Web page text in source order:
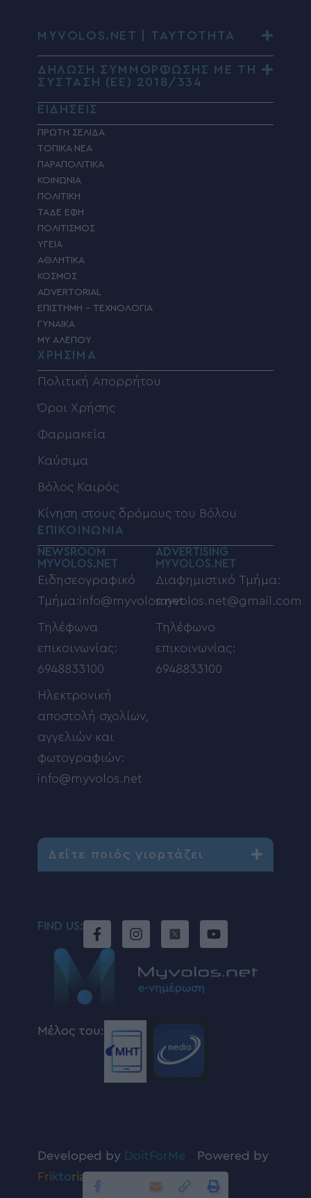
MYVOLOS.NET | ΤΑΥΤΟΤΗΤΑ
ΔΗΛΩΣΗ ΣΥΜΜΟΡΦΩΣΗΣ ΜΕ ΤΗ
ΣΥΣΤΑΣΗ (ΕΕ) 2018/334
ΕΙΔΗΣΕΙΣ
ΠΡΩΤΗ ΣΕΛΙΔΑ
ΤΟΠΙΚΑ ΝΕΑ
ΠΑΡΑΠΟΛΙΤΙΚΑ
ΚΟΙΝΩΝΙΑ
ΠΟΛΙΤΙΚΗ
ΤΑΔΕ ΕΦΗ
ΠΟΛΙΤΙΣΜΟΣ
ΥΓΕΙΑ
ΑΘΛΗΤΙΚΑ
ΚΟΣΜΟΣ
ADVERTORIAL
ΕΠΙΣΤΗΜΗ – ΤΕΧΝΟΛΟΓΙΑ
ΓΥΝΑΙΚΑ
MY ΑΛΕΠΟΥ
ΧΡΗΣΙΜΑ
Πολιτική Απορρήτου
Όροι Χρήσης
Φαρμακεία
Καύσιμα
Βόλος Καιρός
Κίνηση στους δρόμους του Βόλου
ΕΠΙΚΟΙΝΩΝΙΑ
NEWSROOM
MYVOLOS.NET
Ειδησεογραφικό
Τμήμα:info@myvolos.net
Τηλέφωνα
επικοινωνίας:
6948833100
Ηλεκτρονική
αποστολή σχολίων,
αγγελιών και
φωτογραφιών:
info@myvolos.net
ADVERTISING
MYVOLOS.NET
Διαφημιστικό Τμήμα:
myvolos.net@gmail.com
Τηλέφωνο
επικοινωνίας:
6948833100
Δείτε ποιός γιορτάζει
FIND US:
Μέλος του:
Developed by DoitForMe
Powered by
Fri ktoria